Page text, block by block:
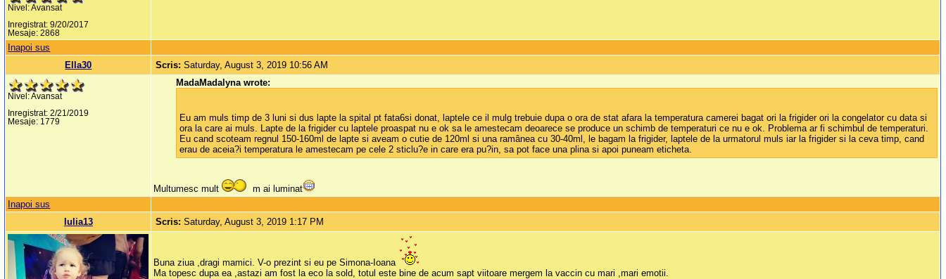
Nivel: Avansat
Inregistrat: 9/20/2017
Mesaje: 2868
Inapoi sus
Ella30
Scris:Saturday, August 3, 2019 10:56 AM
Nivel: Avansat
Inregistrat: 2/21/2019
Mesaje: 1779
MadaMadalyna wrote:
Eu am muls timp de 3 luni si dus lapte la spital pt fata6si donat, laptele ce il mulg trebuie dupa o ora de stat afara la temperatura camerei bagat ori la frigider ori la congelator cu data si
ora la care ai muls. Lapte de la frigider cu laptele proaspat nu e ok sa le amestecam deoarece se produce un schimb de temperaturi ce nu e ok. Problema ar fi schimbul de temperaturi.
Eu cand scoteam regnul 150-160ml de lapte si aveam o cutie de 120ml si una ramânea cu 30-40ml, le bagam la frigider, laptele de la urmatorul muls iar la frigider si la ceva timp, cand
erau de aceia?i temperatura le amestecam pe cele 2 sticlu?e in care era pu?in, sa pot face una plina si apoi puneam eticheta.
Multumesc mult
m ai luminat
Inapoi sus
Iulia13
Scris:Saturday, August 3, 2019 1:17 PM
Buna ziua ,dragi mamici. V-o prezint si eu pe Simona-Ioana
Ma topesc dupa ea ,astazi am fost la eco la sold, totul este bine de acum sapt viitoare mergem la vaccin cu mari ,mari emotii.